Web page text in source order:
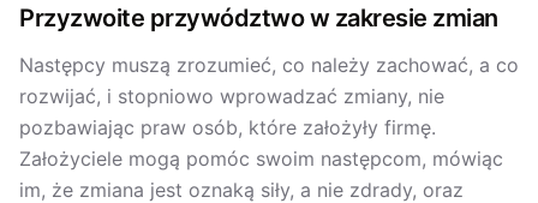
Przyzwoite przywództwo w zakresie zmian
Następcy muszą zrozumieć, co należy zachować, a co
rozwijać, i stopniowo wprowadzać zmiany, nie
pozbawiając praw osób, które założyły firmę.
Założyciele mogą pomóc swoim następcom, mówiąc
im, że zmiana jest oznaką siły, a nie zdrady, oraz